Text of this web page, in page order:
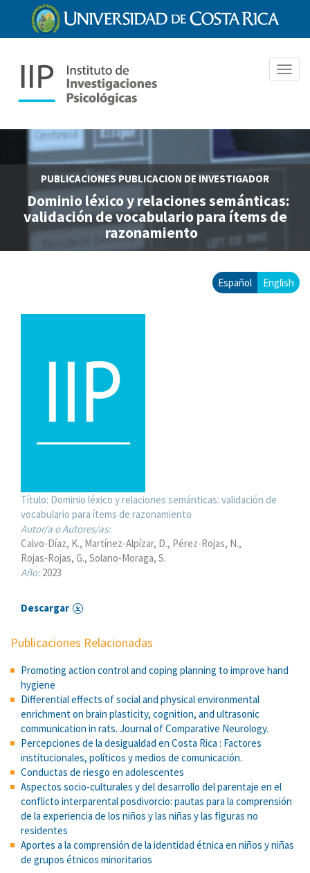
contenido
PUBLICACIONES PUBLICACION DE INVESTIGADOR
Dominio léxico y relaciones semánticas:
validación de vocabulario para ítems de
razonamiento
Español English
Título: Dominio léxico y relaciones semánticas: validación de
vocabulario para ítems de razonamiento
Autor/a o Autores/as:
Calvo-Díaz, K. Martínez-Alpízar, D. Pérez-Rojas, N.
Rojas-Rojas, G. Solano-Moraga, S.
Año:2023
Descargar
Publicaciones Relacionadas
Promoting action control and coping planning to improve hand
hygiene
Differential effects of social and physical environmental
enrichment on brain plasticity, cognition, and ultrasonic
communication in rats. Journal of Comparative Neurology.
Percepciones de la desigualdad en Costa Rica : Factores
institucionales, políticos y medios de comunicación.
Conductas de riesgo en adolescentes
Aspectos socio-culturales y del desarrollo del parentaje en el
conflicto interparental posdivorcio: pautas para la comprensión
de la experiencia de los niños y las niñas y las figuras no
residentes
Aportes a la comprensión de la identidad étnica en niños y niñas
de grupos étnicos minoritarios